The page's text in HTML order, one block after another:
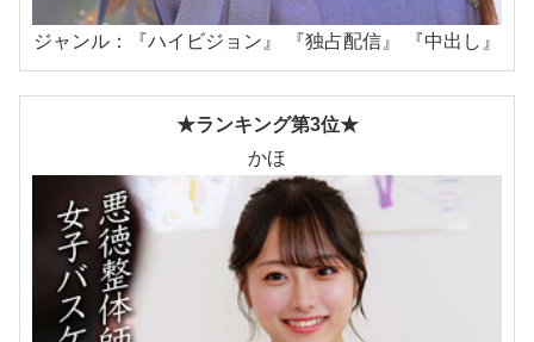
ジャンル：『ハイビジョン』 『独占配信』 『中出し』
★ランキング第3位★
かほ